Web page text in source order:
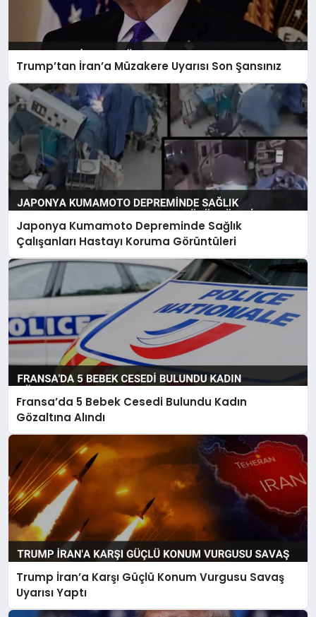
Trump’tan İran’a Müzakere Uyarısı Son Şansınız
Japonya Kumamoto Depreminde Sağlık
Çalışanları Hastayı Koruma Görüntüleri
Fransa’da 5 Bebek Cesedi Bulundu Kadın
Gözaltına Alındı
Trump İran’a Karşı Güçlü Konum Vurgusu Savaş
Uyarısı Yaptı